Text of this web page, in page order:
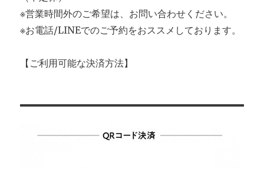
※営業時間外のご希望は、お問い合わせください。
※お電話/LINEでのご予約をおススメしております。
【ご利用可能な決済方法】